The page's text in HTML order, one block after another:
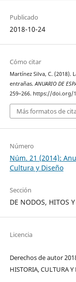
Publicado
2018-10-24
Cómo citar
Martínez Silva, C. (2018).
entrañas.ANUARIO DE
259–266. https://doi.org/
Más formatos de
Número
Núm. 21 (2014):
Cultura y Diseño
Sección
DE NODOS, HITOS
Licencia
Derechos de autor
HISTORIA, CULTURA Y